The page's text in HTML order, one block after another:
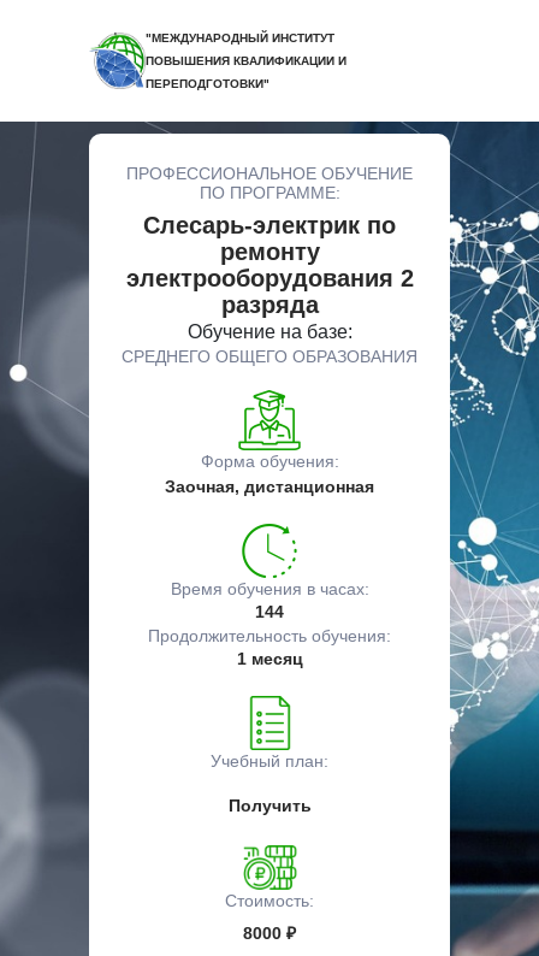
"МЕЖДУНАРОДНЫЙ ИНСТИТУТ
ПОВЫШЕНИЯ КВАЛИФИКАЦИИ И
ПЕРЕПОДГОТОВКИ"
ПРОФЕССИОНАЛЬНОЕ ОБУЧЕНИЕ
ПО ПРОГРАММЕ:
Слесарь-электрик по
ремонту
электрооборудования 2
разряда
Обучение на базе:
СРЕДНЕГО ОБЩЕГО ОБРАЗОВАНИЯ
Форма обучения:
Заочная, дистанционная
Время обучения в часах:
144
Продолжительность обучения:
1 месяц
Учебный план:
Получить
Стоимость:
8000 ₽